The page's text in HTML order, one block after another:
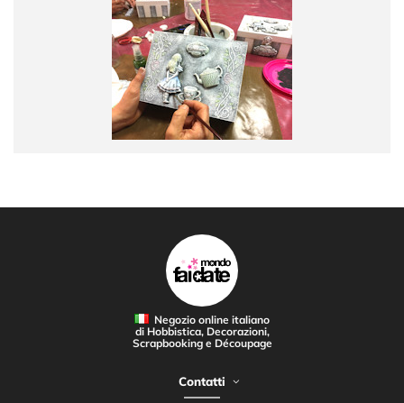
Negozio online italiano
di Hobbistica, Decorazioni,
Scrapbooking e Découpage
Contatti